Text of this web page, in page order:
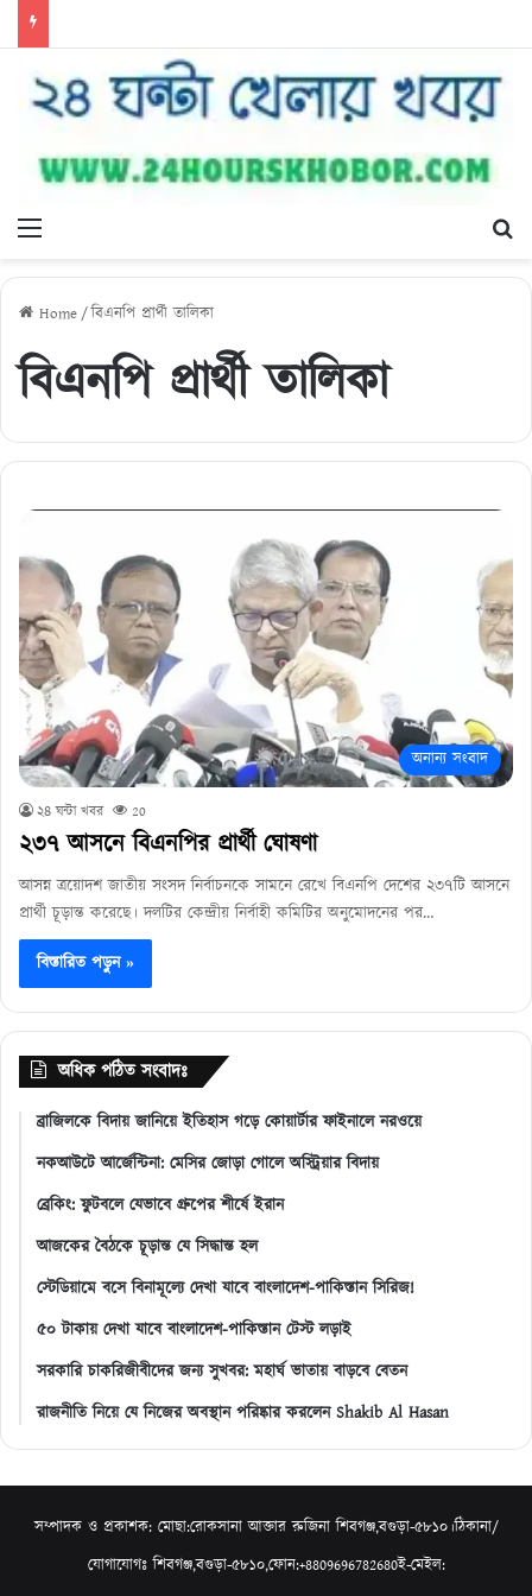
Menu
Home/বিএনপি প্রার্থী তালিকা
বিএনপি প্রার্থী তালিকা
অনান্য সংবাদ
২৪ ঘন্টা খবর 20
২৩৭ আসনে বিএনপির প্রার্থী ঘোষণা
আসন্ন ত্রয়োদশ জাতীয় সংসদ নির্বাচনকে সামনে রেখে বিএনপি দেশের ২৩৭টি আসনে
প্রার্থী চূড়ান্ত করেছে। দলটির কেন্দ্রীয় নির্বাহী কমিটির অনুমোদনের পর…
বিস্তারিত পড়ুন »
অধিক পঠিত সংবাদঃ
ব্রাজিলকে বিদায় জানিয়ে ইতিহাস গড়ে কোয়ার্টার ফাইনালে নরওয়ে
নকআউটে আর্জেন্টিনা: মেসির জোড়া গোলে অস্ট্রিয়ার বিদায়
ব্রেকিং: ফুটবলে যেভাবে গ্রুপের শীর্ষে ইরান
আজকের বৈঠকে চূড়ান্ত যে সিদ্ধান্ত হল
স্টেডিয়ামে বসে বিনামূল্যে দেখা যাবে বাংলাদেশ-পাকিস্তান সিরিজ!
৫০ টাকায় দেখা যাবে বাংলাদেশ-পাকিস্তান টেস্ট লড়াই
সরকারি চাকরিজীবীদের জন্য সুখবর: মহার্ঘ ভাতায় বাড়বে বেতন
রাজনীতি নিয়ে যে নিজের অবস্থান পরিষ্কার করলেন Shakib Al Hasan
সম্পাদক ও প্রকাশক: মোছা:রোকসানা আক্তার রুজিনা শিবগঞ্জ,বগুড়া-৫৮১০।ঠিকানা/
যোগাযোগঃ শিবগঞ্জ,বগুড়া-৫৮১০,ফোন:+8809696782680ই-মেইল: